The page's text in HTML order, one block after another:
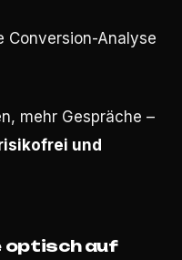
Conversion-Analyse
mehr Gespräche –
und
optisch auf